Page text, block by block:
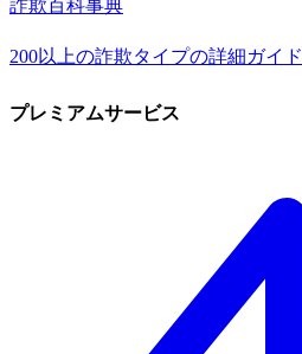
詐欺百科事典
200以上の詐欺タイプの詳細ガイド
プレミアムサービス